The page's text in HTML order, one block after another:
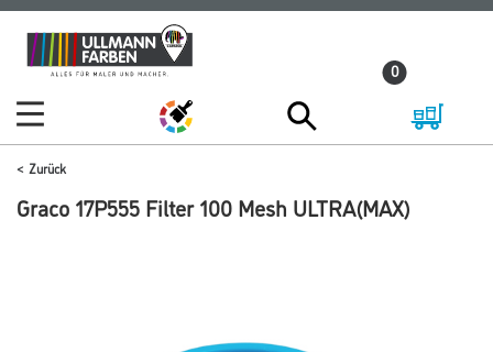
Zum
Inhalt
Zum
Navigationsmenü
0
Zurück
Graco 17P555 Filter 100 Mesh ULTRA(MAX)